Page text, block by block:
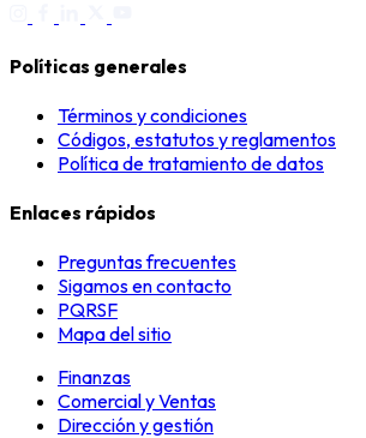
Políticas generales
Términos y condiciones
Códigos, estatutos y reglamentos
Política de tratamiento de datos
Enlaces rápidos
Preguntas frecuentes
Sigamos en contacto
PQRSF
Mapa del sitio
Finanzas
Comercial y Ventas
Dirección y gestión